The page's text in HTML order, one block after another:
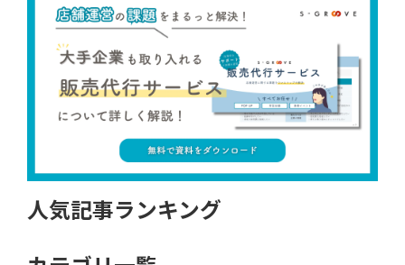
人気記事ランキング